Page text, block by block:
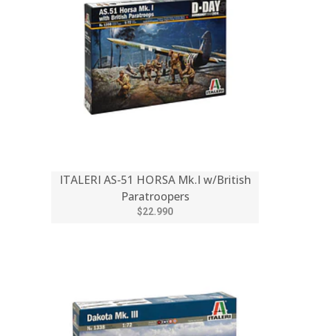
ITALERI AS-51 HORSA Mk.I w/British
Paratroopers
$22.990